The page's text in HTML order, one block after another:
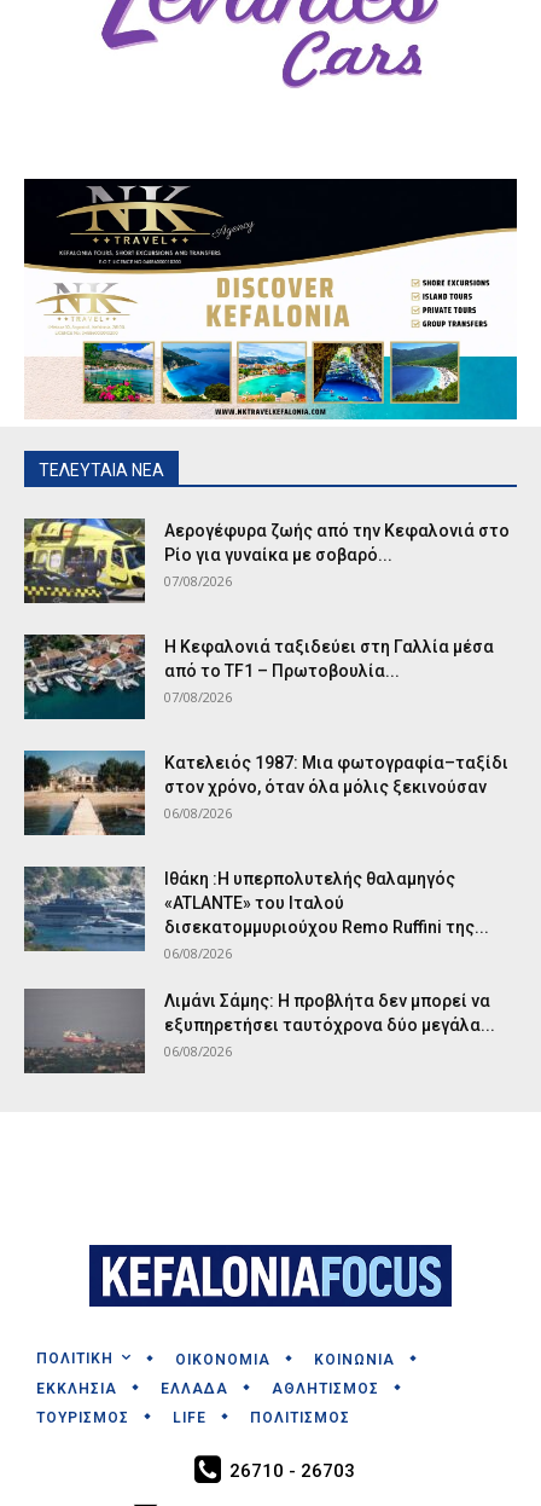
ΤΕΛΕΥΤΑΙΑ ΝΕΑ
Αερογέφυρα ζωής από την Κεφαλονιά στο
Ρίο για γυναίκα με σοβαρό...
07/08/2026
Η Κεφαλονιά ταξιδεύει στη Γαλλία μέσα
από το TF1 – Πρωτοβουλία...
07/08/2026
Κατελειός 1987: Μια φωτογραφία–ταξίδι
στον χρόνο, όταν όλα μόλις ξεκινούσαν
06/08/2026
Ιθάκη :Η υπερπολυτελής θαλαμηγός
«ATLANTE» του Ιταλού
δισεκατομμυριούχου Remo Ruffini της...
06/08/2026
Λιμάνι Σάμης: Η προβλήτα δεν μπορεί να
εξυπηρετήσει ταυτόχρονα δύο μεγάλα...
06/08/2026
ΠΟΛΙΤΙΚΗ ΟΙΚΟΝΟΜΙΑ
ΚΟΙΝΩΝΙΑ
ΕΚΚΛΗΣΙΑ
ΕΛΛΑΔΑ
ΑΘΛΗΤΙΣΜΟΣ
ΤΟΥΡΙΣΜΟΣ
LIFE ΠΟΛΙΤΙΣΜΟΣ
26710 - 26703